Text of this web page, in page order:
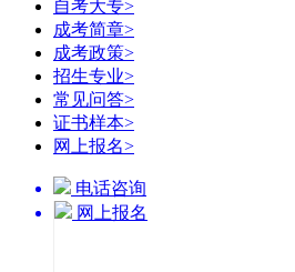
自考大专>
成考简章>
成考政策>
招生专业>
常见问答>
证书样本>
网上报名>
电话咨询
网上报名